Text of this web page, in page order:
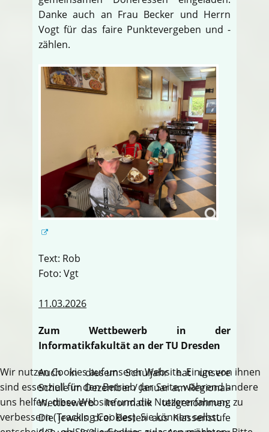
Danke auch an Frau Becker und Herrn
Vogt für das faire Punktevergeben und -
zählen.
Text: Rob
Foto: Vgt
11.03.2026
Zum Wettbewerb in der
Informatikfakultät an der TU Dresden
Auch in diesem Schuljahr hat unsere
Schule im Dezember / Januar am Regional-
Wettbewerb Informatik teilgenommen.
Die jeweils drei Besten aus Klassenstufe
Wir nutzen Cookies auf unserer Website. Einige von ihnen
sind essenziell für den Betrieb der Seite, während andere
uns helfen, diese Website und die Nutzererfahrung zu
verbessern (Tracking Cookies). Sie können selbst